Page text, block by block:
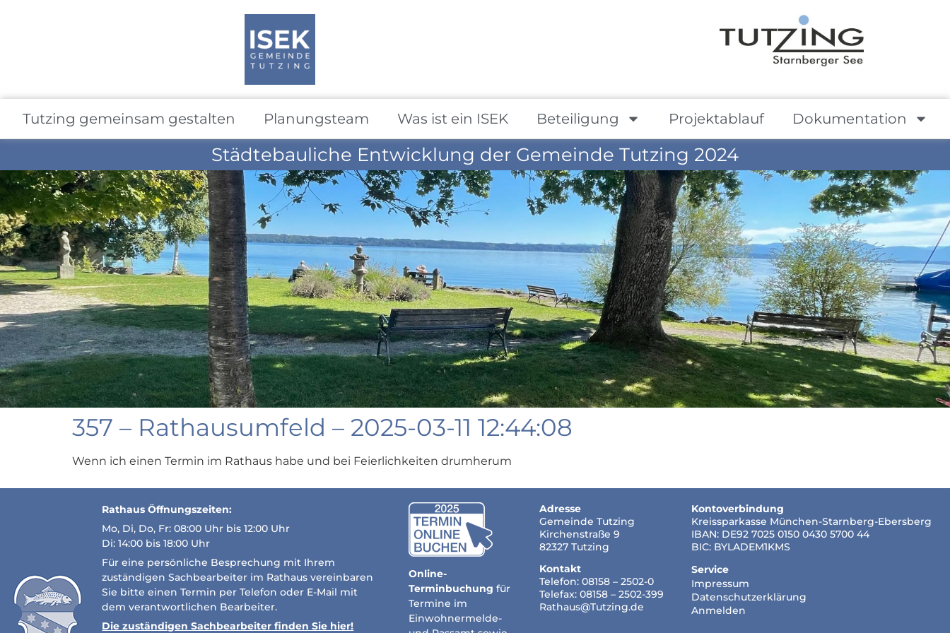
Tutzing gemeinsam gestalten Planungsteam Was ist ein ISEK Beteiligung Projektablauf Dokumentation
Städtebauliche Entwicklung der Gemeinde Tutzing 2024
357 – Rathausumfeld – 2025-03-11 12:44:08
Wenn ich einen Termin im Rathaus habe und bei Feierlichkeiten drumherum
Rathaus Öffnungszeiten:
Mo, Di, Do, Fr: 08:00 Uhr bis 12:00 Uhr
Di: 14:00 bis 18:00 Uhr
Für eine persönliche Besprechung mit Ihrem
zuständigen Sachbearbeiter im Rathaus vereinbaren
Sie bitte einen Termin per Telefon oder E-Mail mit
dem verantwortlichen Bearbeiter.
Die zuständigen Sachbearbeiter finden Sie hier!
Online-
Terminbuchung für
Termine im
Einwohnermelde-
Adresse
Gemeinde Tutzing
Kirchenstraße 9
82327 Tutzing
Kontakt
Telefon: 08158 – 2502-0
Telefax: 08158 – 2502-399
Rathaus@Tutzing.de
Kontoverbindung
Kreissparkasse München-Starnberg-Ebersberg
IBAN: DE92 7025 0150 0430 5700 44
BIC: BYLADEM1KMS
Service
Impressum
Datenschutzerklärung
Anmelden